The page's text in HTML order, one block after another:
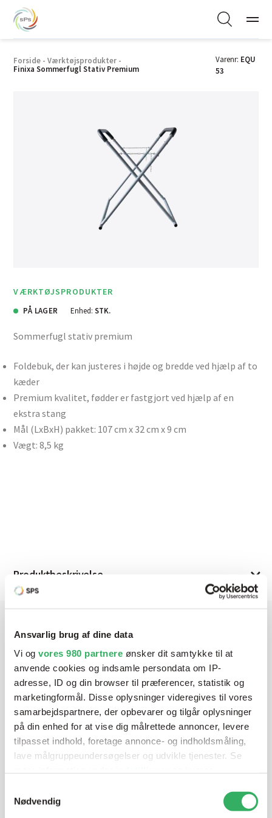
Ansvarlig brug af dine data
Vi og vores 980 partnere ønsker dit samtykke til at
anvende cookies og indsamle persondata om IP-
adresse, ID og din browser til præferencer, statistik og
marketingformål. Disse oplysninger videregives til vores
samarbejdspartnere, der opbevarer og tilgår oplysninger
på din enhed for at vise dig målrettede annoncer, levere
tilpasset indhold, foretage annonce- og indholdsmåling,
lave målgruppeundersøgelser og udvikle tjenester. Se
tilbage eller ændre indstillinger fra vores
"Cookiedeklaration", eller ved at trykke på "Privacy
Nødvendig
Forside - Værktøjsprodukter -
Finixa Sommerfugl Stativ Premium
Varenr: EQU
53
VÆRKTØJSPRODUKTER
PÅ LAGER Enhed: STK.
Sommerfugl stativ premium
Foldebuk, der kan justeres i højde og bredde ved hjælp af to
kæder
Premium kvalitet, fødder er fastgjort ved hjælp af en
ekstra stang
Mål (LxBxH) pakket: 107 cm x 32 cm x 9 cm
Vægt: 8,5 kg
Produktbeskrivelse
Har du brug for hjælp? Vi sidder
klar ved telefonen
Vi tilbyder et bredt sortiment af produkter til
autolakering. Lige meget om du skal bruge en enkelt farve,
en sprøjtepistol eller om du har behov for en
blandeanlægsløsning, kan vi hjælpe dig.